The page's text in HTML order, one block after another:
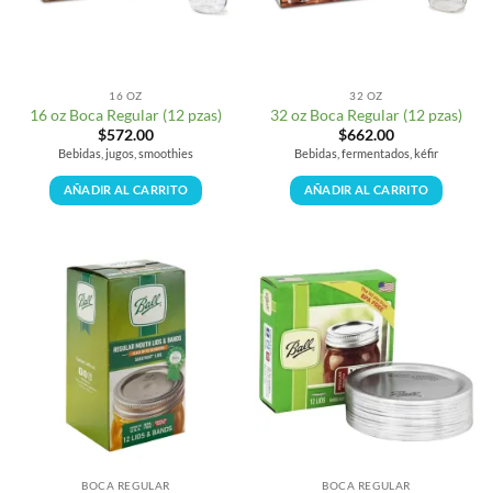
16 OZ
16 oz Boca Regular (12 pzas)
$572.00
Bebidas, jugos, smoothies
AÑADIR AL CARRITO
32 OZ
32 oz Boca Regular (12 pzas)
$662.00
Bebidas, fermentados, kéfir
AÑADIR AL CARRITO
BOCA REGULAR BOCA REGULAR